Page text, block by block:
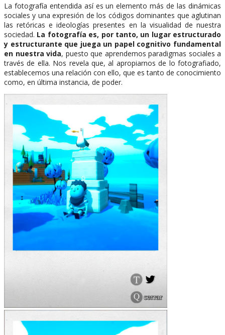
La fotografía entendida así es un elemento más de las dinámicas
sociales y una expresión de los códigos dominantes que aglutinan
las retóricas e ideologías presentes en la visualidad de nuestra
sociedad. La fotografía es, por tanto, un lugar estructurado
y estructurante que juega un papel cognitivo fundamental
en nuestra vida, puesto que aprendemos paradigmas sociales a
través de ella. Nos revela que, al apropiarnos de lo fotografiado,
establecemos una relación con ello, que es tanto de conocimiento
como, en última instancia, de poder.